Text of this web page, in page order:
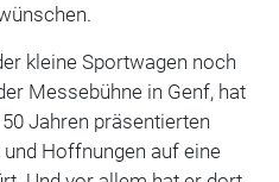
kleine Sportwagen noch
Messebühne in Genf, hat
Jahren präsentierten
Hoffnungen auf eine